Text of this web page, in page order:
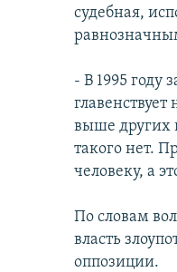
судебная,
- В 1995 году
выше других
такого нет.
человеку, а
По словам
власть
оппозиции.